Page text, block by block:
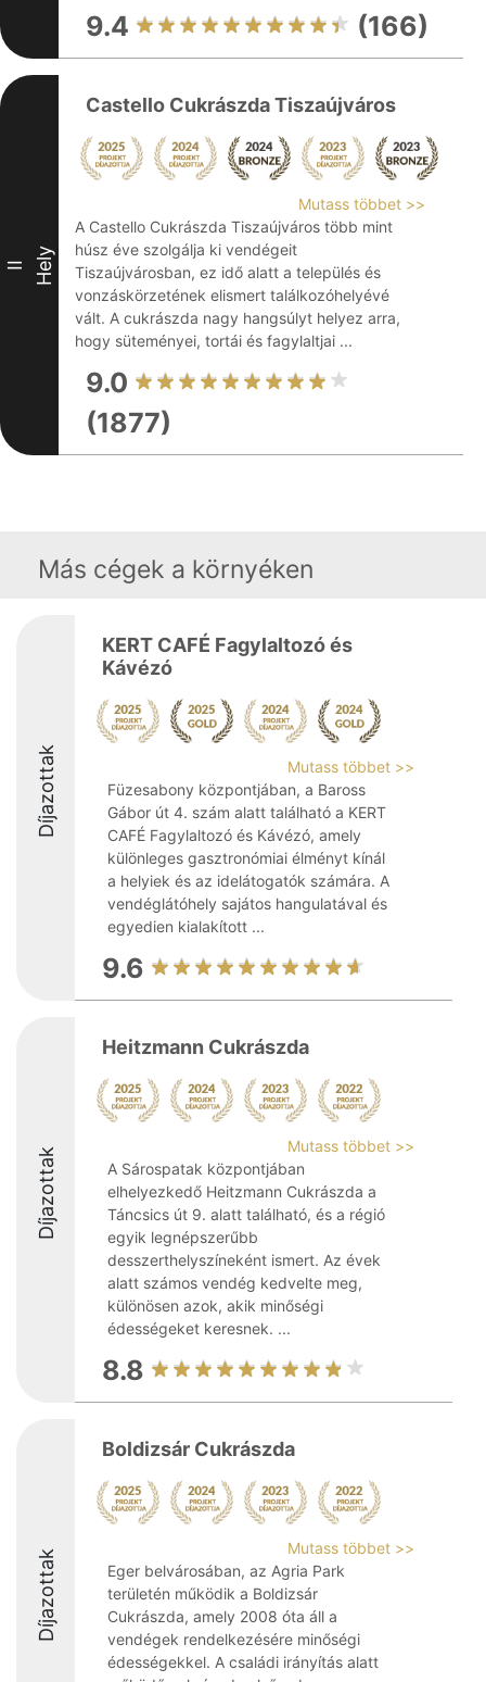
9.4 (166)
II Hely
Castello Cukrászda Tiszaújváros
Mutass többet >>
A Castello Cukrászda Tiszaújváros több mint
húsz éve szolgálja ki vendégeit
Tiszaújvárosban, ez idő alatt a település és
vonzáskörzetének elismert találkozóhelyévé
vált. A cukrászda nagy hangsúlyt helyez arra,
hogy süteményei, tortái és fagylaltjai ...
9.0
(1877)
Más cégek a környéken
Díjazottak
KERT CAFÉ Fagylaltozó és
Kávézó
Mutass többet >>
Füzesabony központjában, a Baross
Gábor út 4. szám alatt található a KERT
CAFÉ Fagylaltozó és Kávézó, amely
különleges gasztronómiai élményt kínál
a helyiek és az idelátogatók számára. A
vendéglátóhely sajátos hangulatával és
egyedien kialakított ...
9.6
Díjazottak
Heitzmann Cukrászda
Mutass többet >>
A Sárospatak központjában
elhelyezkedő Heitzmann Cukrászda a
Táncsics út 9. alatt található, és a régió
egyik legnépszerűbb
desszerthelyszíneként ismert. Az évek
alatt számos vendég kedvelte meg,
különösen azok, akik minőségi
édességeket keresnek. ...
8.8
Díjazottak
Boldizsár Cukrászda
Mutass többet >>
Eger belvárosában, az Agria Park
területén működik a Boldizsár
Cukrászda, amely 2008 óta áll a
vendégek rendelkezésére minőségi
édességekkel. A családi irányítás alatt